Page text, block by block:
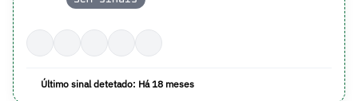
Último sinal detetado: Há 18 meses